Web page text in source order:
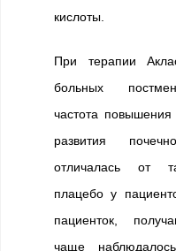
кислоты.
При терапии
больных
частота повышения
развития
отличалась от
плацебо у
пациенток,
чаще